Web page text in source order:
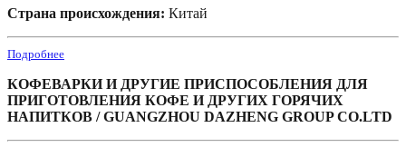
Страна происхождения: Китай
Подробнее
КОФЕВАРКИ И ДРУГИЕ ПРИСПОСОБЛЕНИЯ ДЛЯ
ПРИГОТОВЛЕНИЯ КОФЕ И ДРУГИХ ГОРЯЧИХ
НАПИТКОВ / GUANGZHOU DAZHENG GROUP CO.LTD